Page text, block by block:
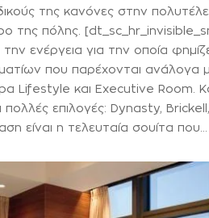
της κανόνες στην
της πόλης.
ενέργεια για την οποία
που παρέχονται ανάλογα με
Lifestyle και Executive Room.
πολλές επιλογές: Dynasty,
είναι η τελευταία σουίτα που…